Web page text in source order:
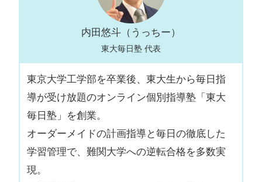
内田悠斗（うっちー）
東大毎日塾 代表
東京大学工学部を卒業後、東大生から毎日指
導が受け放題のオンライン個別指導塾「東大
毎日塾」を創業。
オーダーメイドの計画指導と毎日の徹底した
学習管理で、難関大学への逆転合格を多数実
現。